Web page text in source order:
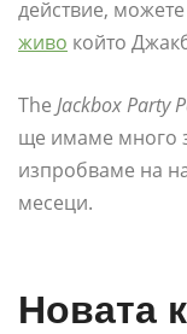
действие,
живо който
The Jackbox Party
ще имаме много
изпробваме на
месеци.
Новата